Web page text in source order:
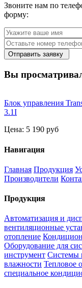
Звоните нам по
форму:
Отправить заявку
Вы
Блок управления
3.1I
Цена: 5 190 руб
Навигация
Главная Продукция
Производители
Продукция
Автоматизация и
вентиляционные
отопление
Оборудование для
инструмент Системы
влажности Тепловое
специальное